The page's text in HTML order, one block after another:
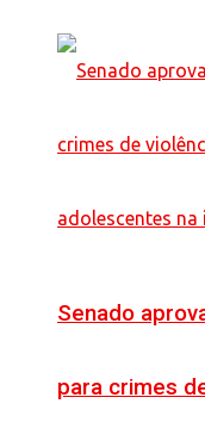
Senado
para crimes